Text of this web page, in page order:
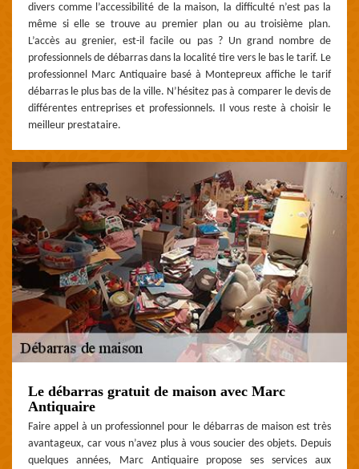
divers comme l’accessibilité de la maison, la difficulté n’est pas la
même si elle se trouve au premier plan ou au troisième plan.
L’accès au grenier, est-il facile ou pas ? Un grand nombre de
professionnels de débarras dans la localité tire vers le bas le tarif. Le
professionnel Marc Antiquaire basé à Montepreux affiche le tarif
débarras le plus bas de la ville. N’hésitez pas à comparer le devis de
différentes entreprises et professionnels. Il vous reste à choisir le
meilleur prestataire.
Le débarras gratuit de maison avec Marc
Antiquaire
Faire appel à un professionnel pour le débarras de maison est très
avantageux, car vous n’avez plus à vous soucier des objets. Depuis
quelques années, Marc Antiquaire propose ses services aux